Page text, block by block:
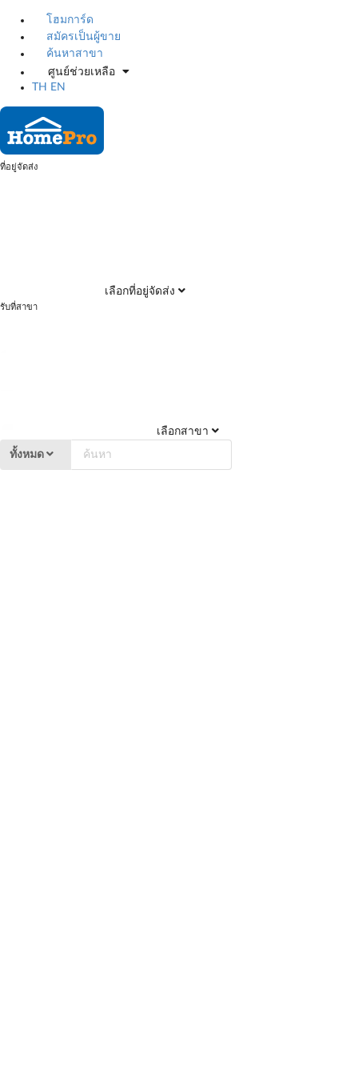
โฮมการ์ด
สมัครเป็นผู้ขาย
ค้นหาสาขา
ศูนย์ช่วยเหลือ
TH
EN
ที่อยู่จัดส่ง
เลือกที่อยู่จัดส่ง
รับที่สาขา
เลือกสาขา
ทั้งหมด